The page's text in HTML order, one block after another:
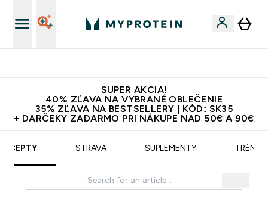
SUPER AKCIA!
40% ZĽAVA NA VYBRANÉ OBLEČENIE
35% ZĽAVA NA BESTSELLERY | KÓD: SK35
+ DARČEKY ZADARMO PRI NÁKUPE NAD 50€ A 90€
STRAVA SUPLEMENTY